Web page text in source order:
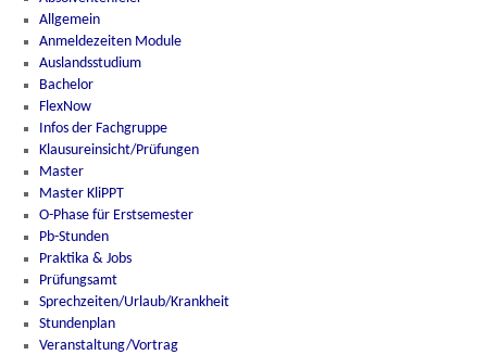
Allgemein
Anmeldezeiten Module
Auslandsstudium
Bachelor
FlexNow
Infos der Fachgruppe
Klausureinsicht/Prüfungen
Master
Master KliPPT
O-Phase für Erstsemester
Pb-Stunden
Praktika & Jobs
Prüfungsamt
Sprechzeiten/Urlaub/Krankheit
Stundenplan
Veranstaltung/Vortrag